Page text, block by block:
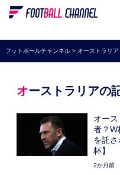
WEリーグ
海外サッカー
プレミアリーグ
ラ・リーガ
ブンデスリーガ
UEFA
ナショナルチーム
フットボールチャンネル> オーストラリア
オーストラリアの
オー
者？W
を託
杯】
2か月前